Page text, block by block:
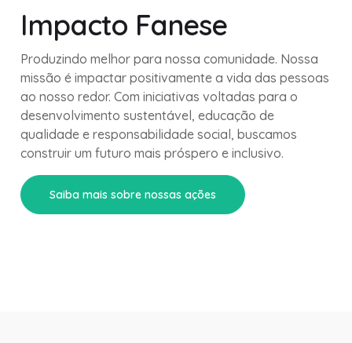
Impacto Fanese
Produzindo melhor para nossa comunidade. Nossa
missão é impactar positivamente a vida das pessoas
ao nosso redor. Com iniciativas voltadas para o
desenvolvimento sustentável, educação de
qualidade e responsabilidade social, buscamos
construir um futuro mais próspero e inclusivo.
Saiba mais sobre nossas ações